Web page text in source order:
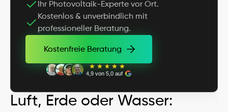
Ihr Photovoltaik-Experte vor Ort.
Kostenlos & unverbindlich mit
professioneller Beratung.
Kostenfreie Beratung
4,9 von 5,0 auf
Luft, Erde oder Wasser: